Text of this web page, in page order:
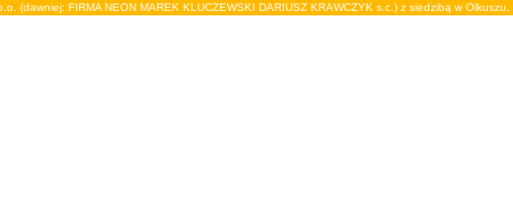
(dawniej: FIRMA NEON MAREK KLUCZEWSKI DARIUSZ KRAWCZYK s.c.) z siedzibą w